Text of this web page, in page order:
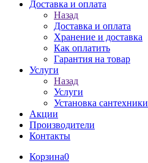
Доставка и оплата
Назад
Доставка и оплата
Хранение и доставка
Как оплатить
Гарантия на товар
Услуги
Назад
Услуги
Установка сантехники
Акции
Производители
Контакты
Корзина0